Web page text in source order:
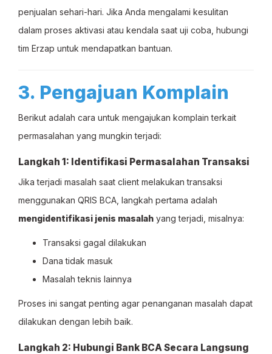
penjualan sehari-hari. Jika Anda mengalami kesulitan
dalam proses aktivasi atau kendala saat uji coba, hubungi
tim Erzap untuk mendapatkan bantuan.
3. Pengajuan Komplain
Berikut adalah cara untuk mengajukan komplain terkait
permasalahan yang mungkin terjadi:
Langkah 1: Identifikasi Permasalahan Transaksi
Jika terjadi masalah saat client melakukan transaksi
menggunakan QRIS BCA, langkah pertama adalah
mengidentifikasi jenis masalah yang terjadi, misalnya:
Transaksi gagal dilakukan
Dana tidak masuk
Masalah teknis lainnya
Proses ini sangat penting agar penanganan masalah dapat
dilakukan dengan lebih baik.
Langkah 2: Hubungi Bank BCA Secara Langsung